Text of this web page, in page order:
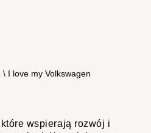
\ I love my Volkswagen
wspierają rozwój i